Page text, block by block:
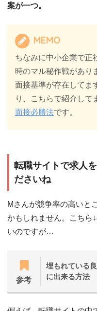
案が一つ。
MEMO
ちなみに中小企業で正
時のマル秘作戦があり
面接基準が存在してま
り、こちらで紹介して
面接必勝法です。
転職サイトで求人
ださいね
Mさんが競争率の高いと
かもしれません。こちら
いのですが…
参考
埋もれている
に出来る方法